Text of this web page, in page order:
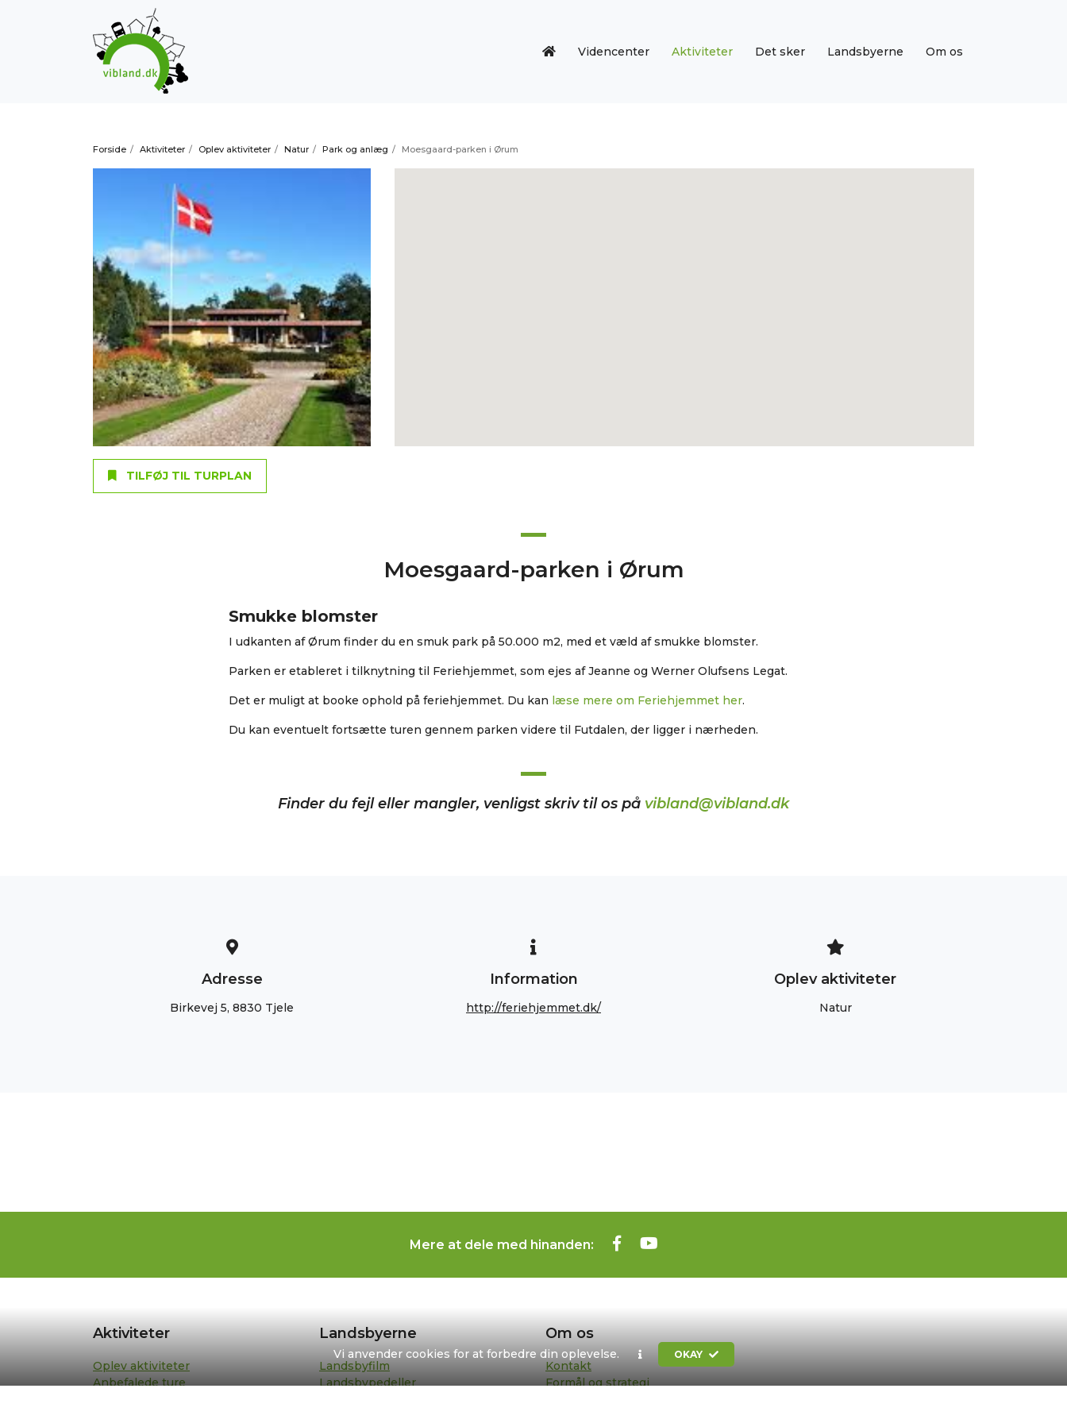
Vi anvender cookies for at forbedre din oplevelse. OKAY
Videncenter Aktiviteter Det sker Landsbyerne Om os
Forside / Aktiviteter / Oplev aktiviteter / Natur / Park og anlæg / Moesgaard-parken i Ørum
TILFØJ TIL TURPLAN
Moesgaard-parken i Ørum
Smukke blomster
I udkanten af Ørum finder du en smuk park på 50.000 m2, med et væld af smukke blomster.
Parken er etableret i tilknytning til Feriehjemmet, som ejes af Jeanne og Werner Olufsens Legat.
Det er muligt at booke ophold på feriehjemmet. Du kan læse mere om Feriehjemmet her.
Du kan eventuelt fortsætte turen gennem parken videre til Futdalen, der ligger i nærheden.
Finder du fejl eller mangler, venligst skriv til os på vibland@vibland.dk
Adresse
Birkevej 5, 8830 Tjele
Information
http://feriehjemmet.dk/
Oplev aktiviteter
Natur
Mere at dele med hinanden:
Aktiviteter
Oplev aktiviteter
Anbefalede ture
Landsbyerne
Landsbyfilm
Landsbypedeller
Om os
Kontakt
Formål og strategi